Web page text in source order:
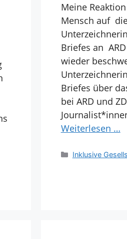
Meine
Mensch auf
Briefes an
wieder
Briefes über
bei ARD und
Weiterlesen …
Kategorien
Inklusive